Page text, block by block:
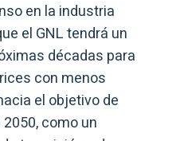
en la industria
el GNL tendrá un
décadas para
con menos
el objetivo de
como un